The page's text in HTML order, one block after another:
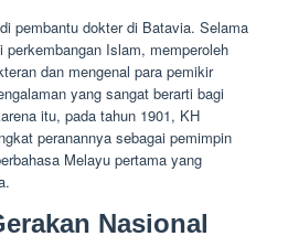
pembantu dokter di Batavia. Selama
Islam, memperoleh
dan mengenal para pemikir
yang sangat berarti bagi
itu, pada tahun 1901, KH
peranannya sebagai pemimpin
Melayu pertama yang
Nasional